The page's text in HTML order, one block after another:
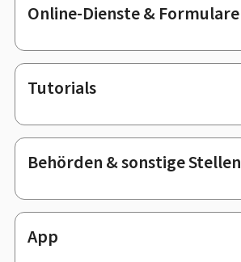
Online-Dienste & Formulare
Tutorials
Behörden & sonstige Stellen
App